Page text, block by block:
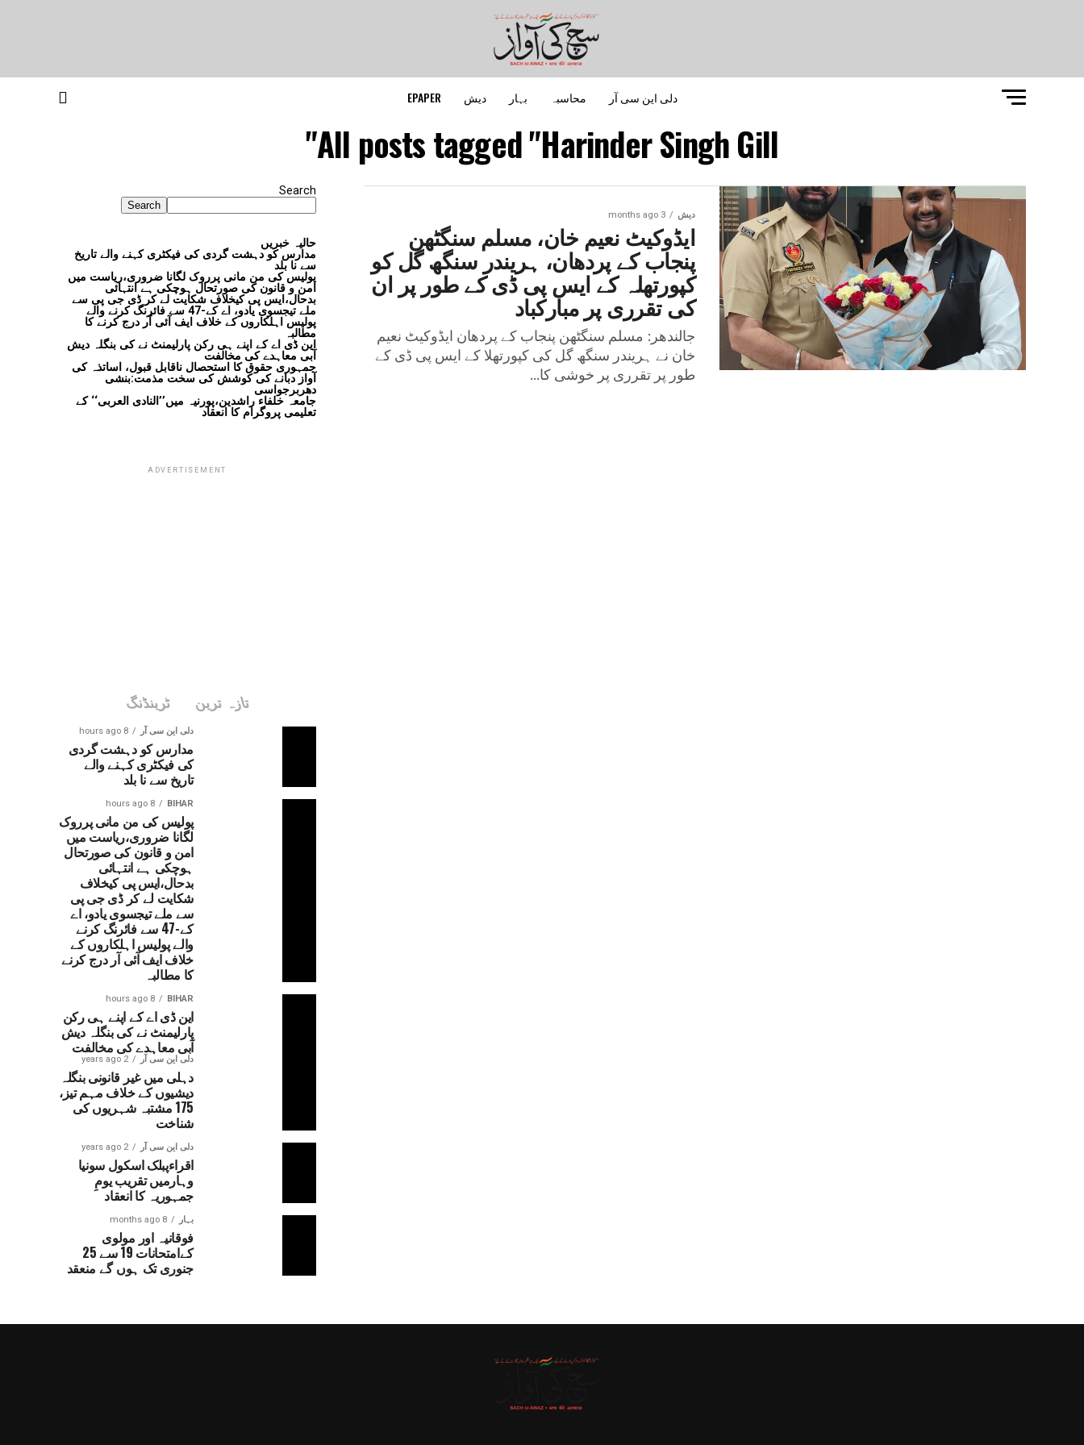
دلی این سی آر محاسبہ بہار دیش EPAPER
All posts tagged "Harinder Singh Gill"
دیش 3 months ago
ایڈوکیٹ نعیم خان، مسلم سنگٹھن
پنجاب کے پردھان، ہریندر سنگھ گل کو
کپورتھلہ کے ایس پی ڈی کے طور پر ان
کی تقرری پر مبارکباد
جالندھر: مسلم سنگٹھن پنجاب کے پردھان ایڈوکیٹ نعیم
خان نے ہریندر سنگھ گل کی کپورتھلا کے ایس پی ڈی کے
طور پر تقرری پر خوشی کا...
Search
Search
حالیہ خبریں
مدارس کو دہشت گردی کی فیکٹری کہنے والے تاریخ
سے نا بلد
پولیس کی من مانی پرروک لگانا ضروری،ریاست میں
امن و قانون کی صورتحال ہوچکی ہے انتہائی
بدحال،ایس پی کیخلاف شکایت لے کر ڈی جی پی سے
ملے تیجسوی یادو، اے کے-47 سے فائرنگ کرنے والے
پولیس اہلکاروں کے خلاف ایف آئی آر درج کرنے کا
مطالبہ
این ڈی اے کے اپنے ہی رکن پارلیمنٹ نے کی بنگلہ دیش
آبی معاہدے کی مخالفت
جمہوری حقوق کا استحصال ناقابل قبول، اساتذہ کی
آواز دبانے کی کوشش کی سخت مذمت:بنشی
دھربرجواسی
جامعہ خلفاء راشدین،پورنیہ میں’’النادی العربی‘‘ کے
تعلیمی پروگرام کا انعقاد
ADVERTISEMENT
تازہ ترین ٹرینڈنگ
دلی این سی آر 8 hours ago
مدارس کو دہشت گردی
کی فیکٹری کہنے والے
تاریخ سے نا بلد
BIHAR
8 hours ago
پولیس کی من مانی پرروک
لگانا ضروری،ریاست میں
امن و قانون کی صورتحال
ہوچکی ہے انتہائی
بدحال،ایس پی کیخلاف
شکایت لے کر ڈی جی پی
سے ملے تیجسوی یادو، اے
کے-47 سے فائرنگ کرنے
والے پولیس اہلکاروں کے
خلاف ایف آئی آر درج کرنے
کا مطالبہ
BIHAR
8 hours ago
این ڈی اے کے اپنے ہی رکن
پارلیمنٹ نے کی بنگلہ دیش
آبی معاہدے کی مخالفت
دلی این سی آر 2 years ago
دہلی میں غیر قانونی بنگلہ
دیشیوں کے خلاف مہم تیز،
175 مشتبہ شہریوں کی
شناخت
دلی این سی آر 2 years ago
اقراءپبلک اسکول سونیا
وہارمیں تقریب یومِ
جمہوریہ کا انعقاد
بہار 8 months ago
فوقانیہ اور مولوی
کےامتحانات 19 سے 25
جنوری تک ہوں گے منعقد